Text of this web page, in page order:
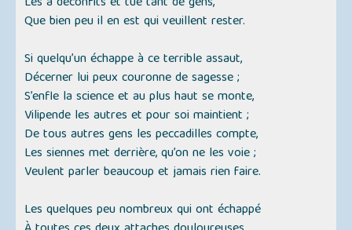
Que bien peu il en est qui veuillent rester.
Si quelqu’un échappe à ce terrible assaut,
Décerner lui peux couronne de sagesse ;
S’enfle la science et au plus haut se monte,
Vilipende les autres et pour soi maintient ;
De tous autres gens les peccadilles compte,
Les siennes met derrière, qu’on ne les voie ;
Veulent parler beaucoup et jamais rien faire.
Les quelques peu nombreux qui ont échappé